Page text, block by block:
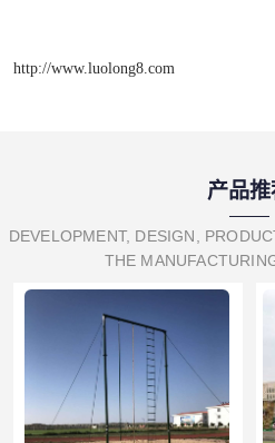
http://www.luolong8.com
产品推
DEVELOPMENT, DESIGN,
THE